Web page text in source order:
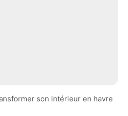
son intérieur en havre